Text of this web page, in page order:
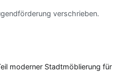
verschrieben.
moderner Stadtmöblierung für